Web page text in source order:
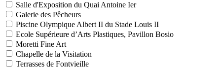
Salle d'Exposition du Quai Antoine Ier
Galerie des Pêcheurs
Piscine Olympique Albert II du Stade Louis II
Ecole Supérieure d’Arts Plastiques, Pavillon Bosio
Moretti Fine Art
Chapelle de la Visitation
Terrasses de Fontvieille